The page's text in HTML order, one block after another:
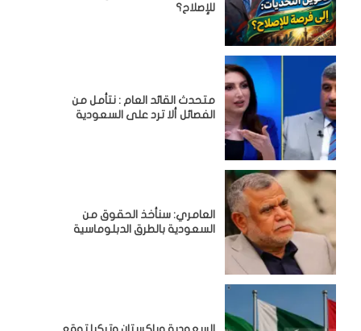
للإصلاح؟
متحدث القائد العام : نتأمل من
الفصائل ألا ترد على السعودية
العامري: سنأخذ الحقوق من
السعودية بالطرق الدبلوماسية